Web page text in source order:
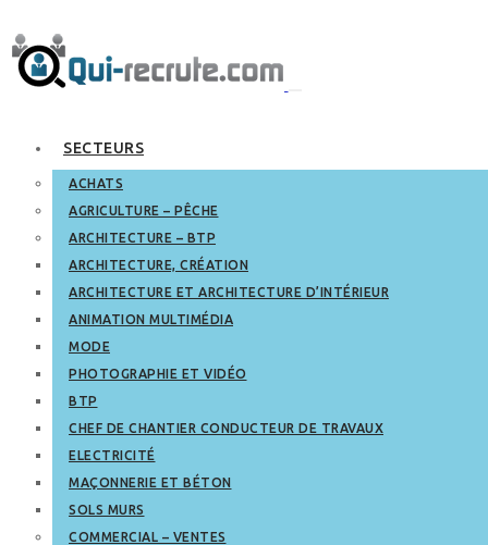
SECTEURS
ACHATS
AGRICULTURE – PÊCHE
ARCHITECTURE – BTP
ARCHITECTURE, CRÉATION
ARCHITECTURE ET ARCHITECTURE D’INTÉRIEUR
ANIMATION MULTIMÉDIA
MODE
PHOTOGRAPHIE ET VIDÉO
BTP
CHEF DE CHANTIER CONDUCTEUR DE TRAVAUX
ELECTRICITÉ
MAÇONNERIE ET BÉTON
SOLS MURS
COMMERCIAL – VENTES